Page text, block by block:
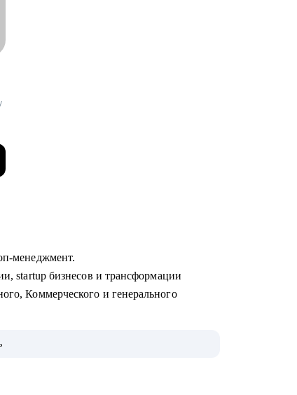
менеджмент.
startup бизнесов и трансформации
Коммерческого и генерального
и процессного управления, IT. Уверенные